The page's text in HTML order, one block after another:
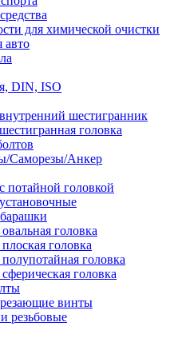
для химической очистки
авто
DIN, ISO
шестигранник
головка
Саморезы/Анкер
потайной головкой
головка
головка
головка
головка
винты
резьбовые